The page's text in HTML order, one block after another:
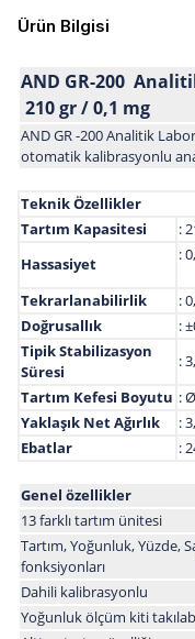
Ürün Bilgisi
AND GR-200
210 gr / 0,1 mg
AND GR -200 Analitik
otomatik kalibrasyonlu
Teknik Özellikler
Tartım Kapasitesi
:
Hassasiyet
Tekrarlanabilirlik
:
Doğrusallık
:
Tipik Stabilizasyon
Süresi
:
Tartım Kefesi Boyutu :
Yaklaşık Net Ağırlık
:
Ebatlar
:
Genel özellikler
13 farklı tartım ünitesi
Tartım, Yoğunluk, Yüzde,
fonksiyonları
Dahili kalibrasyonlu
Yoğunluk ölçüm kiti